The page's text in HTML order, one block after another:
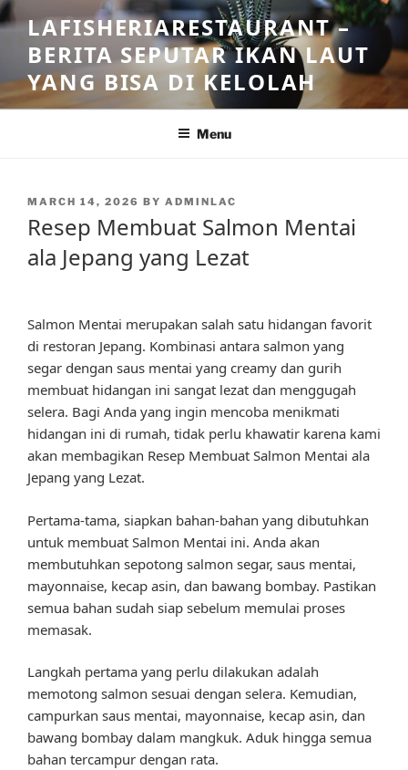
Skip
to
content
LAFISHERIARESTAURANT –
BERITA SEPUTAR IKAN LAUT
YANG BISA DI KELOLAH
Menu
POSTED
MARCH 14, 2026 BY ADMINLAC
Resep Membuat Salmon Mentai
ala Jepang yang Lezat
Salmon Mentai merupakan salah satu hidangan favorit
di restoran Jepang. Kombinasi antara salmon yang
segar dengan saus mentai yang creamy dan gurih
membuat hidangan ini sangat lezat dan menggugah
selera. Bagi Anda yang ingin mencoba menikmati
hidangan ini di rumah, tidak perlu khawatir karena kami
akan membagikan Resep Membuat Salmon Mentai ala
Jepang yang Lezat.
Pertama-tama, siapkan bahan-bahan yang dibutuhkan
untuk membuat Salmon Mentai ini. Anda akan
membutuhkan sepotong salmon segar, saus mentai,
mayonnaise, kecap asin, dan bawang bombay. Pastikan
semua bahan sudah siap sebelum memulai proses
memasak.
Langkah pertama yang perlu dilakukan adalah
memotong salmon sesuai dengan selera. Kemudian,
campurkan saus mentai, mayonnaise, kecap asin, dan
bawang bombay dalam mangkuk. Aduk hingga semua
bahan tercampur dengan rata.